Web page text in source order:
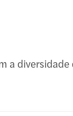
a